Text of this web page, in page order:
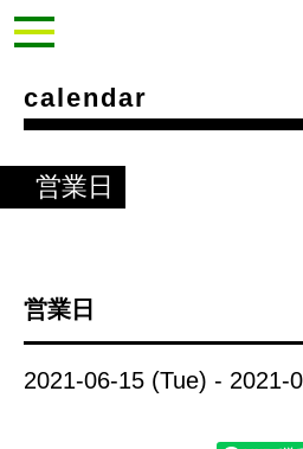
calendar
営業日
営業日
2021-06-15 (Tue) - 2021-